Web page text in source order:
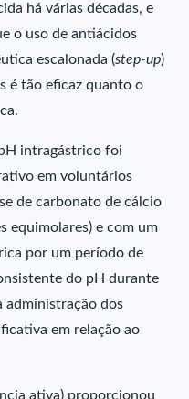
há várias décadas, e
o uso de antiácidos
escalonada (step-up)
é tão eficaz quanto o
intragástrico foi
em voluntários
de carbonato de cálcio
equimolares) e com um
por um período de
do pH durante
administração dos
em relação ao
ativa) proporcionou